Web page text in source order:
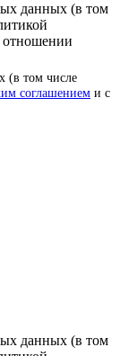
данных (в том
отношении
(в том числе
соглашением и с
данных (в том